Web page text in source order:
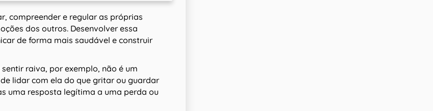
compreender e regular as próprias
dos outros. Desenvolver essa
de forma mais saudável e construir
raiva, por exemplo, não é um
lidar com ela do que gritar ou guardar
uma resposta legítima a uma perda ou